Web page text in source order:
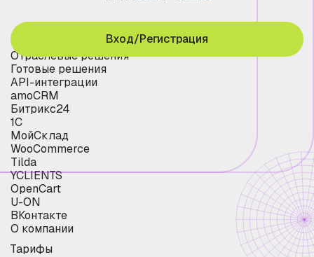
Отраслевые решения
Готовые решения
API-интеграции
amoCRM
Битрикс24
1С
МойСклад
WooCommerce
Tilda
YCLIENTS
OpenCart
U-ON
ВКонтакте
О компании
Тарифы
Вход/Регистрация